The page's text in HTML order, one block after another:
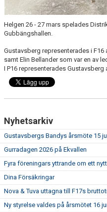
Helgen 26 - 27 mars spelades
Gubbängshallen.
Gustavsberg representerades i F16
samt Elin Bellander som var en av
I P16 representerades Gustavsberg
Nyhetsarkiv
Gustavsbergs Bandys årsmöte 15
Gurradagen 2026 på Ekvallen
Fyra föreningars yttrande om ett
Dina Försäkringar
Nova & Tuva uttagna till F17s
Ny styrelse valdes på årsmötet 16